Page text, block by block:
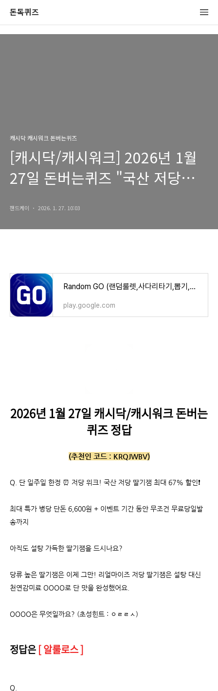
돈독퀴즈
캐시닥 캐시워크 돈버는퀴즈
[캐시닥/캐시워크] 2026년 1월
27일 돈버는퀴즈 "국산 저당
잰드케이 2026. 1. 27. 10:03
Random GO (랜덤룰렛,사다리타기,뽑기,복불복) - Google Play 앱
play.google.com
2026년 1월 27일 캐시닥/캐시워크 돈버는
퀴즈 정답
(추천인 코드 : KRQJWBV)
Q. 단 일주일 한정 ⏰ 저당 위크! 국산 저당 딸기잼 최대 67% 할인❗
최대 특가 병당 단돈 6,600원 + 이벤트 기간 동안 무조건 무료당일발
송까지
아직도 설탕 가득한 딸기잼을 드시나요?
당류 높은 딸기잼은 이제 그만! 리얼마이즈 저당 딸기잼은 설탕 대신
천연감미료 OOOO로 단 맛을 완성했어요.
OOOO은 무엇일까요? (초성힌트 : ㅇㄹㄹㅅ)
정답은 [ 알룰로스 ]
Q.